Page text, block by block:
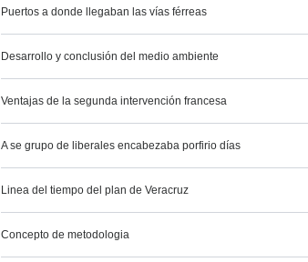
Puertos a donde llegaban las vías férreas
Desarrollo y conclusión del medio ambiente
Ventajas de la segunda intervención francesa
A se grupo de liberales encabezaba porfirio días
Linea del tiempo del plan de Veracruz
Concepto de metodologia